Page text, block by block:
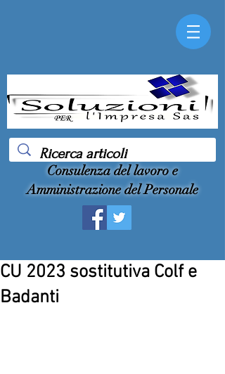
Consulenza del lavoro e
Amministrazione del Personale
CU 2023 sostitutiva Colf e
Badanti